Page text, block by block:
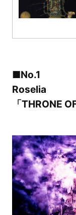
■No.1
Roselia
「THRONE